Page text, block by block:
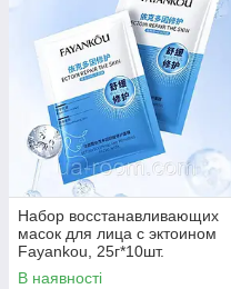
Набор восстанавливающих
масок для лица с эктоином
Fayankou, 25г*10шт.
В наявності